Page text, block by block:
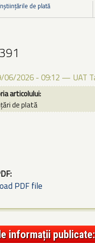
de plată
06/2026 - 09:12 — UAT
articolului:
de plată
PDF file
informații publicate: